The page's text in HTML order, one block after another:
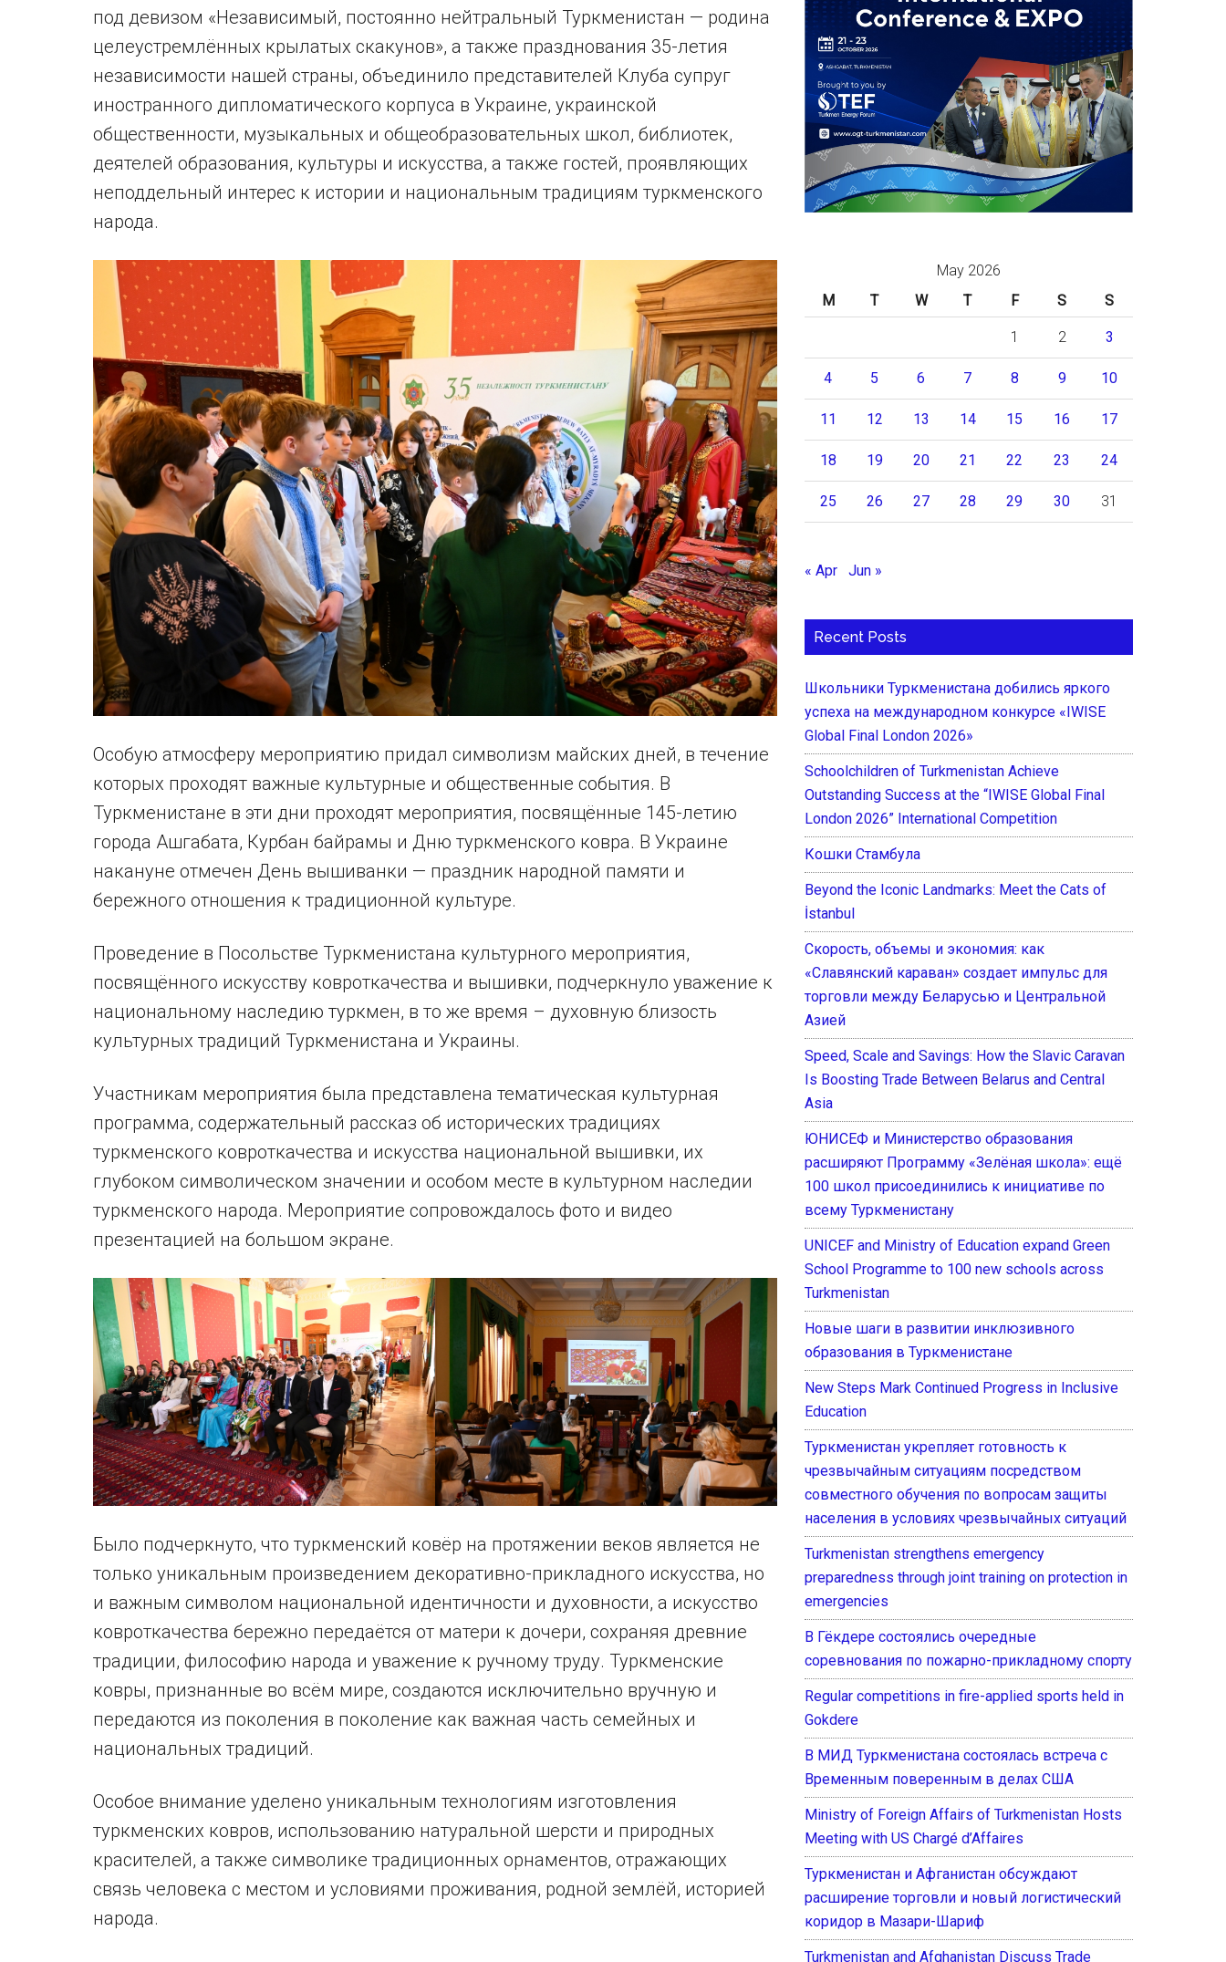
под девизом «Независимый, постоянно нейтральный Туркменистан — родина
целеустремлённых крылатых скакунов», а также празднования 35-летия
независимости нашей страны, объединило представителей Клуба супруг
иностранного дипломатического корпуса в Украине, украинской
общественности, музыкальных и общеобразовательных школ, библиотек,
деятелей образования, культуры и искусства, а также гостей, проявляющих
неподдельный интерес к истории и национальным традициям туркменского
народа.
Особую атмосферу мероприятию придал символизм майских дней, в течение
которых проходят важные культурные и общественные события. В
Туркменистане в эти дни проходят мероприятия, посвящённые 145-летию
города Ашгабата, Курбан байрамы и Дню туркменского ковра. В Украине
накануне отмечен День вышиванки — праздник народной памяти и
бережного отношения к традиционной культуре.
Проведение в Посольстве Туркменистана культурного мероприятия,
посвящённого искусству ковроткачества и вышивки, подчеркнуло уважение к
национальному наследию туркмен, в то же время – духовную близость
культурных традиций Туркменистана и Украины.
Участникам мероприятия была представлена тематическая культурная
программа, содержательный рассказ об исторических традициях
туркменского ковроткачества и искусства национальной вышивки, их
глубоком символическом значении и особом месте в культурном наследии
туркменского народа. Мероприятие сопровождалось фото и видео
презентацией на большом экране.
Было подчеркнуто, что туркменский ковёр на протяжении веков является не
только уникальным произведением декоративно-прикладного искусства, но
и важным символом национальной идентичности и духовности, а искусство
ковроткачества бережно передаётся от матери к дочери, сохраняя древние
традиции, философию народа и уважение к ручному труду. Туркменские
ковры, признанные во всём мире, создаются исключительно вручную и
передаются из поколения в поколение как важная часть семейных и
национальных традиций.
Особое внимание уделено уникальным технологиям изготовления
туркменских ковров, использованию натуральной шерсти и природных
красителей, а также символике традиционных орнаментов, отражающих
связь человека с местом и условиями проживания, родной землёй, историей
народа.
May 2026
M
T W T F S S
1 2 3
4 5 6 7 8 9 10
11 12 13 14 15 16 17
18 19 20 21 22 23 24
25 26 27 28 29 30 31
« Apr Jun »
Recent Posts
Школьники Туркменистана добились яркого
успеха на международном конкурсе «IWISE
Global Final London 2026»
Schoolchildren of Turkmenistan Achieve
Outstanding Success at the “IWISE Global Final
London 2026” International Competition
Кошки Стамбула
Beyond the Iconic Landmarks: Meet the Cats of
İstanbul
Скорость, объемы и экономия: как
«Славянский караван» создает импульс для
торговли между Беларусью и Центральной
Азией
Speed, Scale and Savings: How the Slavic Caravan
Is Boosting Trade Between Belarus and Central
Asia
ЮНИСЕФ и Министерство образования
расширяют Программу «Зелёная школа»: ещё
100 школ присоединились к инициативе по
всему Туркменистану
UNICEF and Ministry of Education expand Green
School Programme to 100 new schools across
Turkmenistan
Новые шаги в развитии инклюзивного
образования в Туркменистане
New Steps Mark Continued Progress in Inclusive
Education
Туркменистан укрепляет готовность к
чрезвычайным ситуациям посредством
совместного обучения по вопросам защиты
населения в условиях чрезвычайных ситуаций
Turkmenistan strengthens emergency
preparedness through joint training on protection in
emergencies
В Гёкдере состоялись очередные
соревнования по пожарно-прикладному спорту
Regular competitions in fire-applied sports held in
Gokdere
В МИД Туркменистана состоялась встреча с
Временным поверенным в делах США
Ministry of Foreign Affairs of Turkmenistan Hosts
Meeting with US Chargé d’Affaires
Туркменистан и Афганистан обсуждают
расширение торговли и новый логистический
коридор в Мазари-Шариф
Turkmenistan and Afghanistan Discuss Trade